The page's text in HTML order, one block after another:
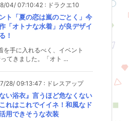
04/ 07:10:42 : ドラクエ10
ト「夏の恋は嵐のごとく」今
「オトナな水着」が良デザイ
！
を手に入れるべく、イベント
てきました。「オト ...
28/ 09:13:47 : ドレスアップ
ない浴衣』言うほど危なくない
れはこれでイイネ！和風なド
用できそうな衣装